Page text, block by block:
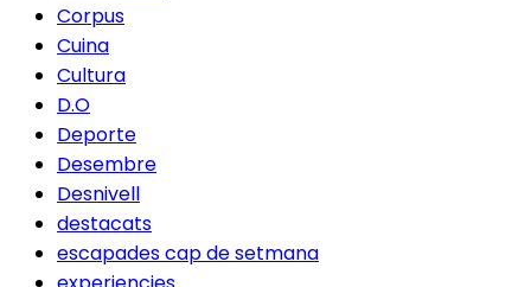
Corpus
Cuina
Cultura
D.O
Deporte
Desembre
Desnivell
destacats
escapades cap de setmana